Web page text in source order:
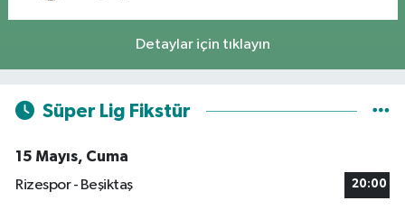
Detaylar için tıklayın
Süper Lig Fikstür
15 Mayıs, Cuma
Rizespor - Beşiktaş
20:00